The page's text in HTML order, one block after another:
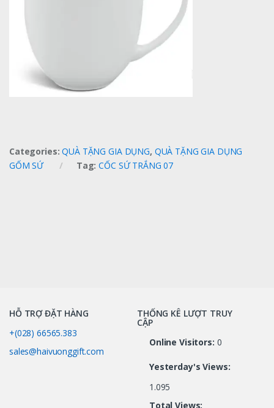
Categories:QUÀ TẶNG GIA DỤNG, QUÀ TẶNG GIA DỤNG
GỐM SỨ
Tag:CỐC SỨ TRẮNG 07
HỖ TRỢ ĐẶT HÀNG
+(028) 66565.383
sales@haivuonggift.com
THỐNG KÊ LƯỢT TRUY
CẬP
Online Visitors: 0
Yesterday's Views:
1.095
Total Views: